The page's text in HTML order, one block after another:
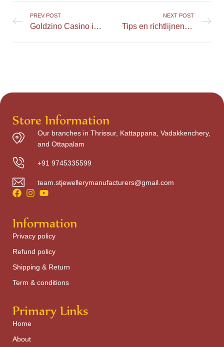
PREV POST
Goldzino Casino im Detail: Entdecken Sie die Plattform und ihre Angebote
NEXT POST
Tips en richtlijnen voor verantwoord gokken bij WinBet
Store Information
Our branches in Thrissur, Kattappana, Vadakkenchery,
and Ottapalam
+91 9745335599
team.stjewellerymanufacturers@gmail.com
Information
Privacy policy
Refund policy
Shipping & Return
Term & conditions
Primary Links
Home
About